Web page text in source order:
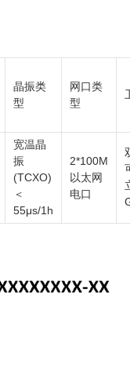
晶振类
型
网口类
型
宽温晶
振
(TCXO)
＜
55μs/1h
2*100M
以太网
电口